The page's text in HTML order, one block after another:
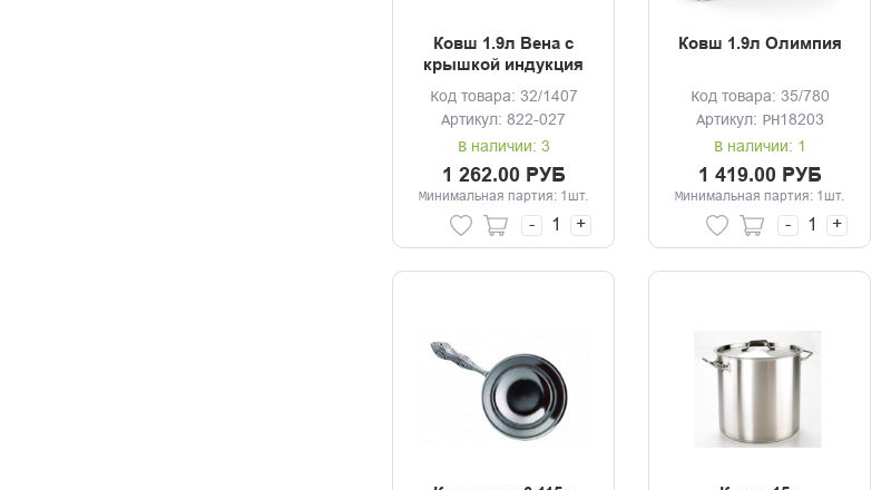
Ковш 1.9л Вена с
крышкой индукция
Код товара: 32/1407
Артикул: 822-027
В наличии: 3
1 262.00 РУБ
Минимальная партия: 1шт.
- +
Ковш 1.9л Олимпия
Код товара: 35/780
Артикул: PH18203
В наличии: 1
1 419.00 РУБ
Минимальная партия: 1шт.
- +